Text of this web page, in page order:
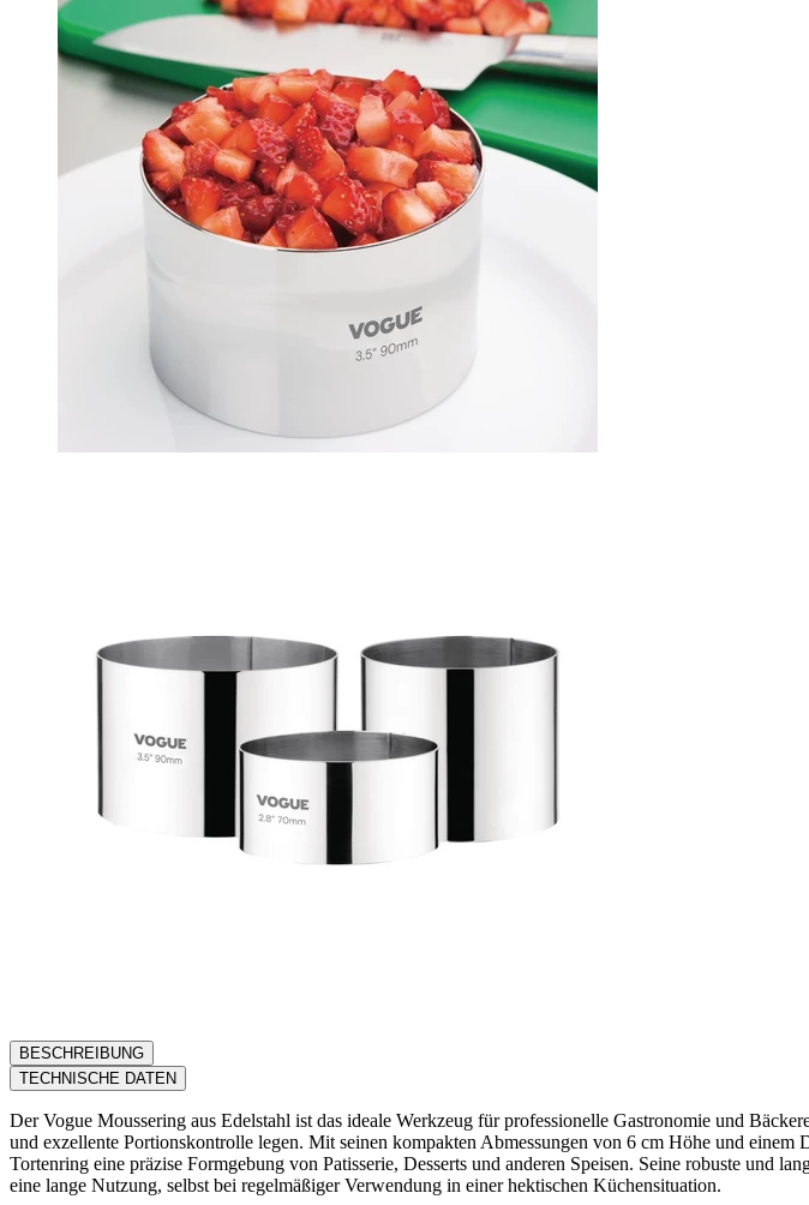
BESCHREIBUNG
TECHNISCHE DATEN
Der Vogue Moussering aus Edelstahl ist das ideale Werkzeug für professionelle Gastronomie und
und exzellente Portionskontrolle legen. Mit seinen kompakten Abmessungen von 6 cm Höhe und einem
Tortenring eine präzise Formgebung von Patisserie, Desserts und anderen Speisen. Seine robuste und
eine lange Nutzung, selbst bei regelmäßiger Verwendung in einer hektischen Küchensituation.